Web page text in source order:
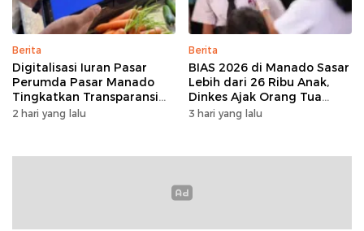
Berita
Digitalisasi Iuran Pasar
Perumda Pasar Manado
Tingkatkan Transparansi
dan Tata Kelola Keuangan
2 hari yang lalu
Berita
BIAS 2026 di Manado Sasar
Lebih dari 26 Ribu Anak,
Dinkes Ajak Orang Tua
Dukung Imunisasi
3 hari yang lalu